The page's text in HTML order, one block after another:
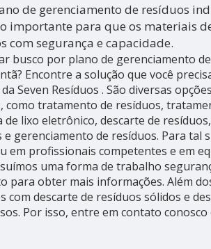
de gerenciamento de resíduos
importante para que os materiais
com segurança e capacidade.
busco por plano de gerenciamento
Encontre a solução que você
Seven Resíduos . São diversas opções
como tratamento de resíduos,
de lixo eletrônico, descarte de
gerenciamento de resíduos. Para tal
em profissionais competentes e em
uma forma de trabalho
para obter mais informações. Além
com descarte de resíduos sólidos e
Por isso, entre em contato conosco